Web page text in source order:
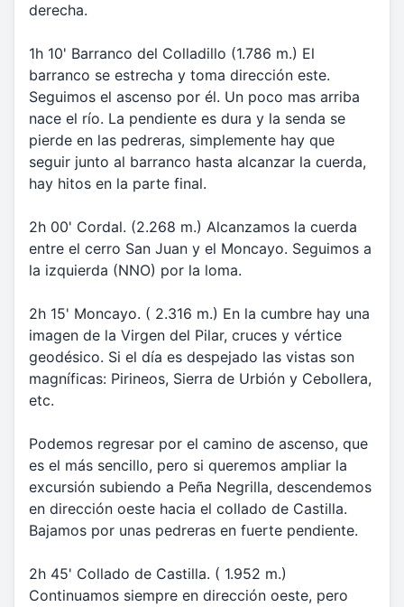
derecha.
1h 10' Barranco del Colladillo (1.786 m.) El
barranco se estrecha y toma dirección este.
Seguimos el ascenso por él. Un poco mas arriba
nace el río. La pendiente es dura y la senda se
pierde en las pedreras, simplemente hay que
seguir junto al barranco hasta alcanzar la cuerda,
hay hitos en la parte final.
2h 00' Cordal. (2.268 m.) Alcanzamos la cuerda
entre el cerro San Juan y el Moncayo. Seguimos a
la izquierda (NNO) por la loma.
2h 15' Moncayo. ( 2.316 m.) En la cumbre hay una
imagen de la Virgen del Pilar, cruces y vértice
geodésico. Si el día es despejado las vistas son
magníficas: Pirineos, Sierra de Urbión y Cebollera,
etc.
Podemos regresar por el camino de ascenso, que
es el más sencillo, pero si queremos ampliar la
excursión subiendo a Peña Negrilla, descendemos
en dirección oeste hacia el collado de Castilla.
Bajamos por unas pedreras en fuerte pendiente.
2h 45' Collado de Castilla. ( 1.952 m.)
Continuamos siempre en dirección oeste, pero